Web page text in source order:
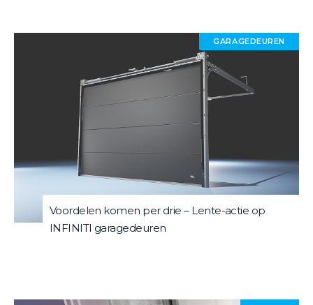
Voordelen komen per drie – Lente-actie op
INFINITI garagedeuren
GARAGEDEUREN